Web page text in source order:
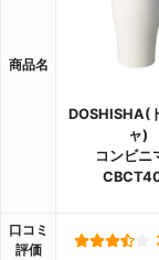
商品名
DOSHISHA(
ャ)
コンビニ
口コミ
評価